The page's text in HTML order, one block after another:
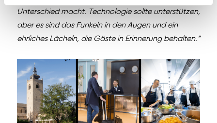
Unterschied macht. Technologie sollte unterstützen,
aber es sind das Funkeln in den Augen und ein
ehrliches Lächeln, die Gäste in Erinnerung behalten.“